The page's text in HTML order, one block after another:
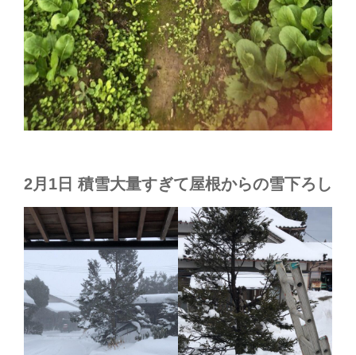
2月1日 積雪大量すぎて屋根からの雪下ろし